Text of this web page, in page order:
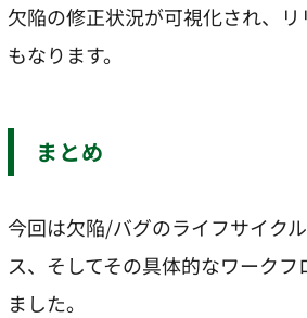
欠陥の修正状況が可視化され、
もなります。
まとめ
今回は欠陥/バグのライフサイク
ス、そしてその具体的なワークフ
ました。